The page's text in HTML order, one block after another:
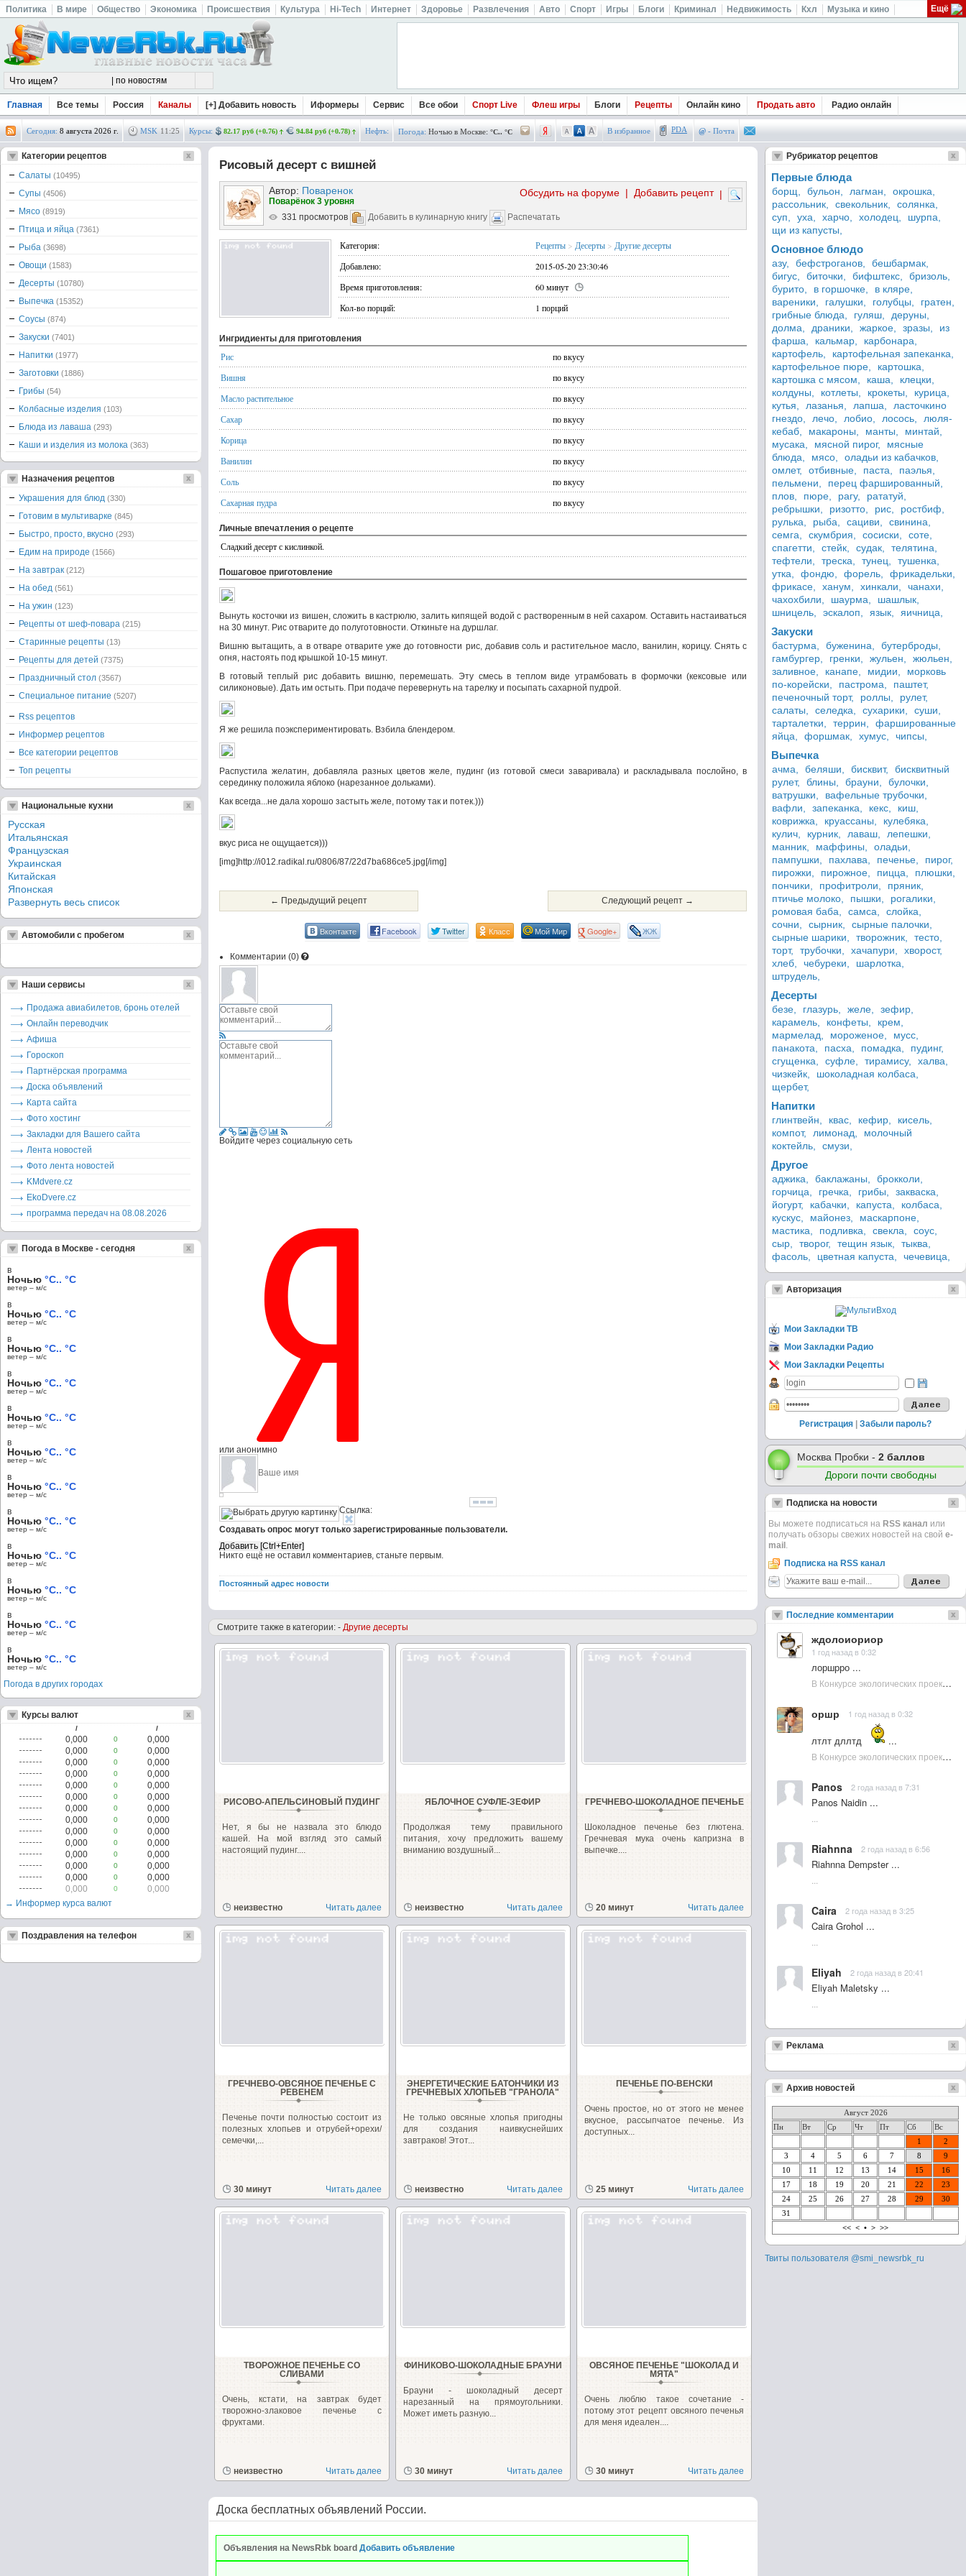
Политика В мире Общество Экономика Происшествия Культура Hi-Tech Интернет Здоровье Развлечения Авто Спорт Игры Блоги Криминал Недвижимость Кхл Музыка и кино Ещё
Главная Все темы Россия Каналы [+] Добавить новость Иформеры Сервис Все обои Спорт Live Флеш игры Блоги Рецепты Онлайн кино Продать авто Радио онлайн
Сегодня: 8 августа 2026 г. MSK 11 :25 Курсы: 82.17 руб (+0.76) 94.84 руб (+0.78) Нефть: Погода: Ночью в Москве: °C.. °C В избранное PDA @ - Почта
Рисовый десерт с вишней
Автор: Поваренок |
Добавить рецепт
|
Обсудить на форуме
Поварёнок 3 уровня
331 просмотров
Добавить в кулинарную книгу Распечатать
Категория: Рецепты > Десерты > Другие десерты
Добавлено:
2015-05-20 23:30:46
Время приготовления:
60 минут
Кол-во порций:
1 порций
Ингридиенты для приготовления
Рис
по вкусу
Вишня
по вкусу
Масло растительное
по вкусу
Сахар
по вкусу
Корица
по вкусу
Ванилин
по вкусу
Соль
по вкусу
Сахарная пудра
по вкусу
Личные впечатления о рецепте
Сладкий десерт с кислинкой.
Пошаговое приготовление
Вынуть косточки из вишен, сложить в кастрюлю, залить кипящей водой с растворенным в ней сахаром. Оставить настаиваться
на 30 минут. Рис отварите до полуготовности. Откиньте на дуршлаг.
Вишню вытащить, а в отваре отварите уже до готовности рис, добавив соль и растительное масло, ванилин, корицу. Снять с
огня, настоять под крышкой 10-15 минут.
В готовый теплый рис добавить вишню, перемешать. Эту смесь в теплом виде утрамбовать в формочки (кексовые или
силиконовые). Дать им остыть. При подаче перевернуть на тарелку и посыпать сахарной пудрой.
Я же решила поэкспериментировать. Взбила блендером.
Распустила желатин, добавляла разных цветов желе, пудинг (из готовой смеси заваривала) и раскладывала послойно, в
серединку положила яблоко (нарезанное дольками).
Как всегда...не дала хорошо застыть желе, потому так и потек.)))
вкус риса не ощущается)))
[img]http://i012.radikal.ru/0806/87/22d7ba686ce5.jpg[/img]
← Предыдущий рецепт Следующий рецепт →
Вконтакте Facebook Twitter Класс Мой Мир Google+ ЖЖ
Комментарии (0)
Войдите через социальную сеть
или анонимно
Ссылка:
Создавать опрос могут только зарегистрированные пользователи.
Никто ещё не оставил комментариев, станьте первым.
Постоянный адрес новости
Смотрите также в категории: -Другие десерты
РИСОВО-АПЕЛЬСИНОВЫЙ ПУДИНГ
Нет, я бы не назвала это блюдо
кашей. На мой взгляд это самый
настоящий пудинг....
неизвестно Читать далее
ЯБЛОЧНОЕ СУФЛЕ-ЗЕФИР
Продолжая тему правильного
питания, хочу предложить вашему
вниманию воздушный...
неизвестно Читать далее
ГРЕЧНЕВО-ШОКОЛАДНОЕ ПЕЧЕНЬЕ
Шоколадное печенье без глютена.
Гречневая мука очень капризна в
выпечке....
20 минут Читать далее
ГРЕЧНЕВО-ОВСЯНОЕ ПЕЧЕНЬЕ С
РЕВЕНЕМ
Печенье почти полностью состоит из
полезных хлопьев и отрубей+орехи/
семечки,...
30 минут Читать далее
ЭНЕРГЕТИЧЕСКИЕ БАТОНЧИКИ ИЗ
ГРЕЧНЕВЫХ ХЛОПЬЕВ "ГРАНОЛА"
Не только овсяные хлопья пригодны
для создания наивкуснейших
завтраков! Этот...
неизвестно Читать далее
ПЕЧЕНЬЕ ПО-ВЕНСКИ
Очень простое, но от этого не менее
вкусное, рассыпчатое печенье. Из
доступных...
25 минут Читать далее
ТВОРОЖНОЕ ПЕЧЕНЬЕ СО
СЛИВАМИ
Очень, кстати, на завтрак будет
творожно-злаковое печенье с
фруктами.
неизвестно Читать далее
ФИНИКОВО-ШОКОЛАДНЫЕ БРАУНИ
Брауни - шоколадный десерт
нарезанный на прямоугольники.
Может иметь разную...
30 минут Читать далее
ОВСЯНОЕ ПЕЧЕНЬЕ "ШОКОЛАД И
МЯТА"
Очень люблю такое сочетание -
потому этот рецепт овсяного печенья
для меня идеален....
30 минут Читать далее
Доска бесплатных объявлений России.
Объявления на NewsRbk board Добавить объявление
Категории рецептов
Салаты (10495)
Супы (4506)
Мясо (8919)
Птица и яйца (7361)
Рыба (3698)
Овощи (1583)
Десерты (10780)
Выпечка (15352)
Соусы (874)
Закуски (7401)
Напитки (1977)
Заготовки (1886)
Грибы (54)
Колбасные изделия (103)
Блюда из лаваша (293)
Каши и изделия из молока (363)
Назначения рецептов
Украшения для блюд (330)
Готовим в мультиварке (845)
Быстро, просто, вкусно (293)
Едим на природе (1566)
На завтрак (212)
На обед (561)
На ужин (123)
Рецепты от шеф-повара (215)
Старинные рецепты (13)
Рецепты для детей (7375)
Праздничный стол (3567)
Специальное питание (5207)
Rss рецептов
Информер рецептов
Все категории рецептов
Топ рецепты
Национальные кухни
Русская
Итальянская
Французская
Украинская
Китайская
Японская
Развернуть весь список
Автомобили с пробегом
Наши сервисы
Продажа авиабилетов, бронь отелей
Онлайн переводчик
Афиша
Гороскоп
Партнёрская программа
Доска объявлений
Карта сайта
Фото хостинг
Закладки для Вашего сайта
Лента новостей
Фото лента новостей
KMdvere.cz
EkoDvere.cz
программа передач на 08.08.2026
Погода в Москве - сегодня
в
Ночью °C.. °C
ветер – м/c
в
Ночью °C.. °C
ветер – м/c
в
Ночью °C.. °C
ветер – м/c
в
Ночью °C.. °C
ветер – м/c
в
Ночью °C.. °C
ветер – м/c
в
Ночью °C.. °C
ветер – м/c
в
Ночью °C.. °C
ветер – м/c
в
Ночью °C.. °C
ветер – м/c
в
Ночью °C.. °C
ветер – м/c
в
Ночью °C.. °C
ветер – м/c
в
Ночью °C.. °C
ветер – м/c
в
Ночью °C.. °C
ветер – м/c
Погода в других городах
Курсы валют
/ /
0,000 0
0,000
0,000
0
0,000
0,000
0
0,000
0,000
0
0,000
0,000
0
0,000
0,000
0
0,000
0,000
0
0,000
0,000
0
0,000
0,000
0
0,000
0,000
0
0,000
0,000
0
0,000
0,000
0
0,000
0,000
0
0,000
0,000
0
0,000
→ Информер курса валют
Поздравления на телефон
Рубрикатор рецептов
Первые блюда
борщ, бульон, лагман,
окрошка,
рассольник,
свекольник,
солянка,
суп,
уха, харчо, холодец,
шурпа,
щи из капусты,
Основное блюдо
азу, бефстроганов,
бешбармак,
бигус,
биточки, бифштекс,
бризоль,
бурито,
в горшочке,
в кляре,
вареники,
галушки, голубцы,
гратен,
грибные блюда,
гуляш,
деруны,
долма,
драники, жаркое, зразы,
из
фарша,
кальмар,
карбонара,
картофель,
картофельная запеканка,
картофельное пюре,
картошка,
картошка с мясом,
каша,
клецки,
колдуны,
котлеты, крокеты,
курица,
кутья,
лазанья, лапша,
ласточкино
гнездо,
лечо, лобио, лосось,
люля-
кебаб,
макароны, манты,
минтай,
мусака,
мясной пирог,
мясные
блюда,
мясо,
оладьи из кабачков,
омлет,
отбивные, паста,
паэлья,
пельмени,
перец фаршированный,
плов,
пюре, рагу,
рататуй,
ребрышки,
ризотто, рис,
ростбиф,
рулька,
рыба, сациви,
свинина,
семга,
скумбрия, сосиски,
соте,
спагетти,
стейк, судак,
телятина,
тефтели,
треска, тунец,
тушенка,
утка,
фондю, форель,
фрикадельки,
фрикасе,
ханум, хинкали,
чанахи,
чахохбили,
шаурма,
шашлык,
шницель,
эскалоп, язык, яичница,
Закуски
бастурма, буженина,
бутерброды,
гамбургер,
гренки, жульен,
жюльен,
заливное,
канапе, мидии,
морковь
по-корейски,
пастрома,
паштет,
печеночный торт,
роллы,
рулет,
салаты,
селедка, сухарики,
суши,
тарталетки,
террин,
фаршированные
яйца,
форшмак, хумус, чипсы,
Выпечка
ачма, беляши, бисквит,
бисквитный
рулет,
блины, брауни,
булочки,
ватрушки,
вафельные трубочки,
вафли,
запеканка, кекс,
киш,
коврижка,
круассаны,
кулебяка,
кулич,
курник, лаваш,
лепешки,
манник,
маффины,
оладьи,
пампушки,
пахлава, печенье,
пирог,
пирожки,
пирожное, пицца,
плюшки,
пончики,
профитроли,
пряник,
птичье молоко,
пышки,
рогалики,
ромовая баба,
самса,
слойка,
сочни,
сырник,
сырные палочки,
сырные шарики,
творожник,
тесто,
торт,
трубочки, хачапури,
хворост,
хлеб,
чебуреки,
шарлотка,
штрудель,
Десерты
безе, глазурь, желе,
зефир,
карамель,
конфеты,
крем,
мармелад,
мороженое,
мусс,
панакота,
пасха, помадка,
пудинг,
сгущенка,
суфле, тирамису,
халва,
чизкейк,
шоколадная колбаса,
щербет,
Напитки
глинтвейн, квас, кефир,
кисель,
компот,
лимонад,
молочный
коктейль,
смузи,
Другое
аджика, баклажаны,
брокколи,
горчица,
гречка, грибы,
закваска,
йогурт,
кабачки, капуста,
колбаса,
кускус,
майонез,
маскарпоне,
мастика,
подливка, свекла,
соус,
сыр,
творог, тещин язык,
тыква,
фасоль,
цветная капуста, чечевица,
Авторизация
Мои Закладки ТВ
Мои Закладки Радио
Мои Закладки Рецепты
Регистрация Забыли пароль?
Москва Пробки - 2 баллов
Дороги почти свободны
Подписка на новости
Вы можете подписаться на RSS канал или
получать обзоры свежих новостей на свой e-
mail .
Подписка на RSS канал
Последние комментарии
ждолоиориор
1 год назад в 0:32
лоршрро ...
В Конкурсе экологических проектов в Подмосковье активно участвовала молодежь :: NewsRbk.ru...
оршр 1 год назад в 0:32
лтлт дллтд
...
В Конкурсе экологических проектов в Подмосковье активно участвовала молодежь :: NewsRbk.ru...
Panos 2 года назад в 7:31
Panos Naidin ...
Riahnna 2 года назад в 6:56
Riahnna Dempster ...
Caira 2 года назад в 3:25
Caira Grohol ...
Eliyah 2 года назад в 20:41
Eliyah Maletsky ...
Реклама
Архив новостей
Август 2026
Пн
Вт Ср Чт Пт Сб
Вс
1
2
3
4 5 6 7 8
9
10
11 12 13 14 15
16
17
18 19 20 21 22
23
24
25 26 27 28 29
30
31
<< < • > >>
Твиты пользователя @smi_newsrbk_ru